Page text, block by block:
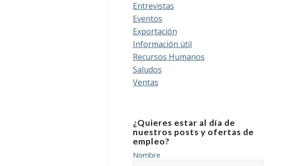
Entrevistas
Eventos
Exportación
Información útil
Recursos Humanos
Saludos
Ventas
¿Quieres estar al día de
nuestros posts y ofertas de
empleo?
Nombre